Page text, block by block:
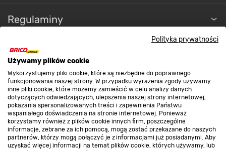
Polityka prywatności
Używamy plików cookie
Wykorzystujemy pliki cookie, które są niezbędne do poprawnego
funkcjonowania naszej strony. W przypadku wyrażenia zgody używamy
inne pliki cookie, które możemy zamieścić w celu analizy danych
dotyczących odwiedzających, ulepszenia naszej strony internetowej,
pokazania spersonalizowanych treści i zapewnienia Państwu
wspaniałego doświadczenia na stronie internetowej. Ponieważ
korzystamy również z plików cookie innych firm, poszczególne
informacje, zebrane za ich pomocą, mogą zostać przekazane do naszych
partnerów, którzy mogą połączyć je z informacjami już posiadanymi. Aby
uzyskać więcej informacji na temat plików cookie, których używamy, lub
Regulaminy
Promocje
Nasze sklepy
O nas